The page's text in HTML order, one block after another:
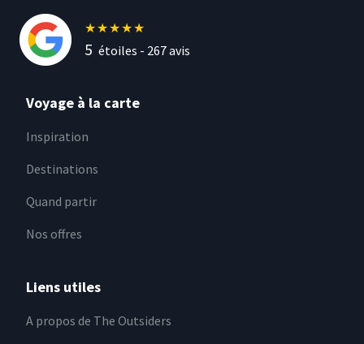
★★★★★
5 étoiles - 267avis
Voyage à la carte
Inspiration
Destinations
Quand partir
Nos offres
Liens utiles
A propos de The Outsiders